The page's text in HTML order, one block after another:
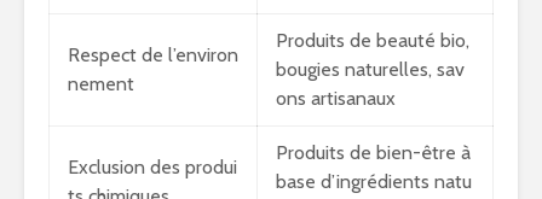
Respect de l’environ
nement
Produits de beauté bio,
bougies naturelles, sav
ons artisanaux
Exclusion des produi
Produits de bien-être à
base d’ingrédients natu